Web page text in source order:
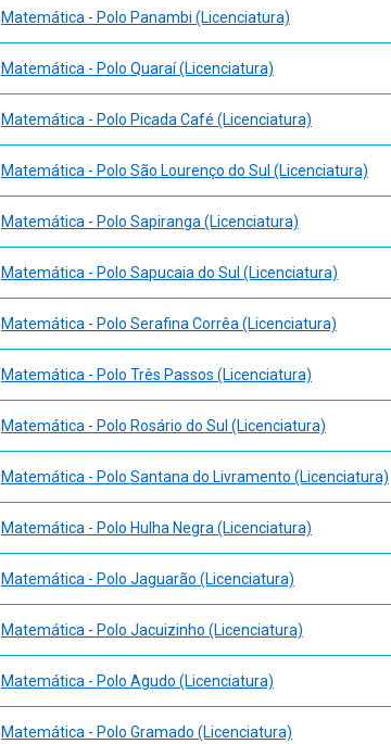
Matemática - Polo Panambi (Licenciatura)
Matemática - Polo Quaraí (Licenciatura)
Matemática - Polo Picada Café (Licenciatura)
Matemática - Polo São Lourenço do Sul (Licenciatura)
Matemática - Polo Sapiranga (Licenciatura)
Matemática - Polo Sapucaia do Sul (Licenciatura)
Matemática - Polo Serafina Corrêa (Licenciatura)
Matemática - Polo Três Passos (Licenciatura)
Matemática - Polo Rosário do Sul (Licenciatura)
Matemática - Polo Santana do Livramento (Licenciatura)
Matemática - Polo Hulha Negra (Licenciatura)
Matemática - Polo Jaguarão (Licenciatura)
Matemática - Polo Jacuizinho (Licenciatura)
Matemática - Polo Agudo (Licenciatura)
Matemática - Polo Gramado (Licenciatura)